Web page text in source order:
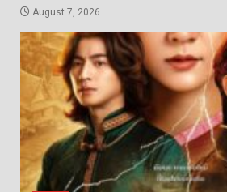
August 7, 2026